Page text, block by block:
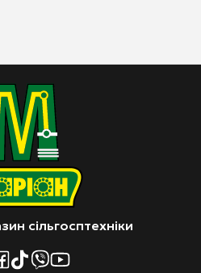
сільгосптехніки